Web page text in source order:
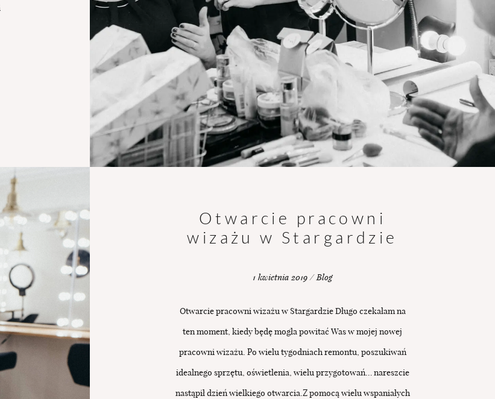
Otwarcie pracowni
wizażu w Stargardzie
1 kwietnia 2019 / Blog
Otwarcie pracowni wizażu w Stargardzie Długo czekałam na
ten moment, kiedy będę mogła powitać Was w mojej nowej
pracowni wizażu. Po wielu tygodniach remontu, poszukiwań
idealnego sprzętu, oświetlenia, wielu przygotowań… nareszcie
nastąpił dzień wielkiego otwarcia.Z pomocą wielu wspaniałych